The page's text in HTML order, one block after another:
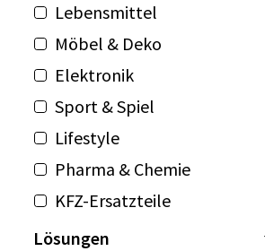
Lebensmittel
Möbel & Deko
Elektronik
Sport & Spiel
Lifestyle
Pharma & Chemie
KFZ-Ersatzteile
Lösungen